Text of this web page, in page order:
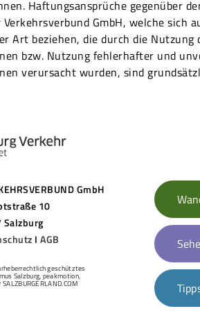
Haftungsansprüche gegenüber
Verkehrsverbund GmbH, welche sich
Art beziehen, die durch die Nutzung
bzw. Nutzung fehlerhafter und
verursacht wurden, sind
GmbH
10
Salzburg
IAGB
geschütztes
Salzburg, peakmotion,